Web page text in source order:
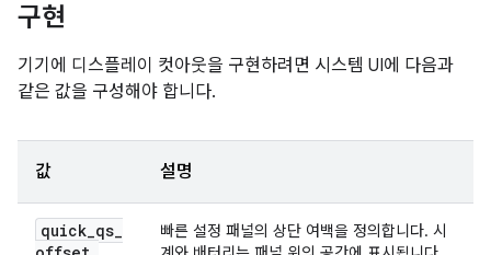
구현
기기에 디스플레이 컷아웃을 구현하려면 시스템 UI에 다음과
같은 값을 구성해야 합니다.
값 설명
quick_qs_
빠른 설정 패널의 상단 여백을 정의합니다. 시